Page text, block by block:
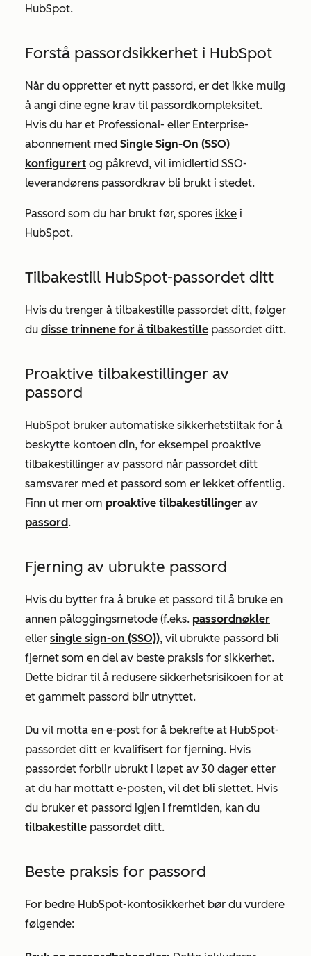
HubSpot.
Forstå passordsikkerhet i HubSpot
Når du oppretter et nytt passord, er det ikke mulig
å angi dine egne krav til passordkompleksitet.
Hvis du har et Professional- eller Enterprise-
abonnement med Single Sign-On (SSO)
konfigurert og påkrevd, vil imidlertid SSO-
leverandørens passordkrav bli brukt i stedet.
Passord som du har brukt før, spores ikke i
HubSpot.
Tilbakestill HubSpot-passordet ditt
Hvis du trenger å tilbakestille passordet ditt, følger
du disse trinnene for å tilbakestille passordet ditt.
Proaktive tilbakestillinger av
passord
HubSpot bruker automatiske sikkerhetstiltak for å
beskytte kontoen din, for eksempel proaktive
tilbakestillinger av passord når passordet ditt
samsvarer med et passord som er lekket offentlig.
Finn ut mer om proaktive tilbakestillinger av
passord.
Fjerning av ubrukte passord
Hvis du bytter fra å bruke et passord til å bruke en
annen påloggingsmetode (f.eks. passordnøkler
eller single sign-on (SSO)), vil ubrukte passord bli
fjernet som en del av beste praksis for sikkerhet.
Dette bidrar til å redusere sikkerhetsrisikoen for at
et gammelt passord blir utnyttet.
Du vil motta en e-post for å bekrefte at HubSpot-
passordet ditt er kvalifisert for fjerning. Hvis
passordet forblir ubrukt i løpet av 30 dager etter
at du har mottatt e-posten, vil det bli slettet. Hvis
du bruker et passord igjen i fremtiden, kan du
tilbakestille passordet ditt.
Beste praksis for passord
For bedre HubSpot-kontosikkerhet bør du vurdere
følgende: